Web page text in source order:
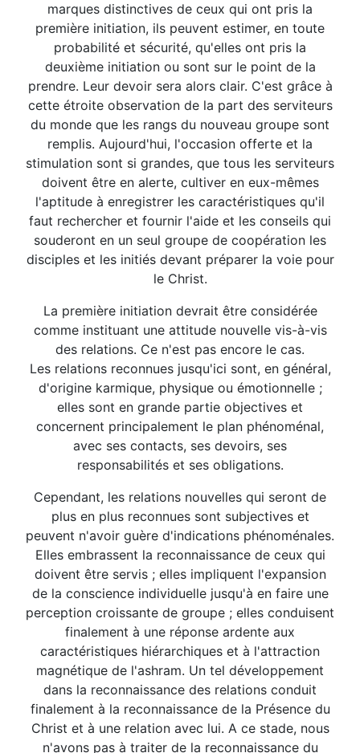
marques distinctives de ceux qui ont pris la
première initiation, ils peuvent estimer, en toute
probabilité et sécurité, qu'elles ont pris la
deuxième initiation ou sont sur le point de la
prendre. Leur devoir sera alors clair. C'est grâce à
cette étroite observation de la part des serviteurs
du monde que les rangs du nouveau groupe sont
remplis. Aujourd'hui, l'occasion offerte et la
stimulation sont si grandes, que tous les serviteurs
doivent être en alerte, cultiver en eux-mêmes
l'aptitude à enregistrer les caractéristiques qu'il
faut rechercher et fournir l'aide et les conseils qui
souderont en un seul groupe de coopération les
disciples et les initiés devant préparer la voie pour
le Christ.
La première initiation devrait être considérée
comme instituant une attitude nouvelle vis-à-vis
des relations. Ce n'est pas encore le cas.
Les relations reconnues jusqu'ici sont, en général,
d'origine karmique, physique ou émotionnelle ;
elles sont en grande partie objectives et
concernent principalement le plan phénoménal,
avec ses contacts, ses devoirs, ses
responsabilités et ses obligations.
Cependant, les relations nouvelles qui seront de
plus en plus reconnues sont subjectives et
peuvent n'avoir guère d'indications phénoménales.
Elles embrassent la reconnaissance de ceux qui
doivent être servis ; elles impliquent l'expansion
de la conscience individuelle jusqu'à en faire une
perception croissante de groupe ; elles conduisent
finalement à une réponse ardente aux
caractéristiques hiérarchiques et à l'attraction
magnétique de l'ashram. Un tel développement
dans la reconnaissance des relations conduit
finalement à la reconnaissance de la Présence du
Christ et à une relation avec lui. A ce stade, nous
n'avons pas à traiter de la reconnaissance du